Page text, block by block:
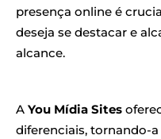
presença online é
deseja se destacar e
alcance.
A You Mídia Sites
diferenciais, tornando-